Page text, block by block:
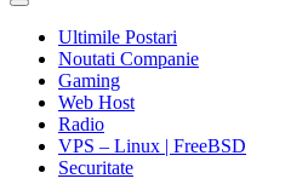
Toggle
search
field
Ultimile Postari
Noutati Companie
Gaming
Web Host
Radio
VPS – Linux | FreeBSD
Securitate